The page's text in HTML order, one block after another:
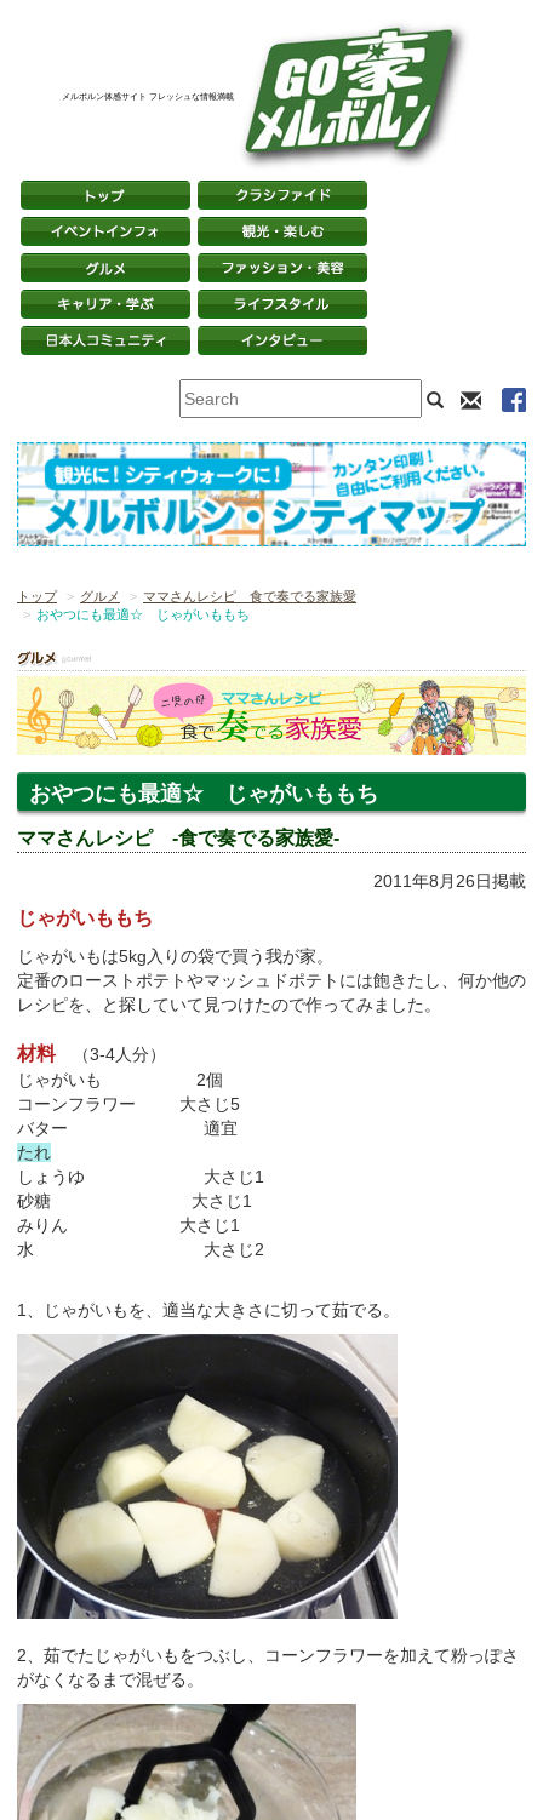
メルボルン体感サイト フレッシュな情報満載
トップ グルメ
ママさんレシピ 食で奏でる家族愛
おやつにも最適☆ じゃがいももち
おやつにも最適☆ じゃがいももち
ママさんレシピ -食で奏でる家族愛-
2011年8月26日掲載
じゃがいももち
じゃがいもは5kg入りの袋で買う我が家。
定番のローストポテトやマッシュドポテトには飽きたし、何か他の
レシピを、と探していて見つけたので作ってみました。
材料（3-4人分）
じゃがいも 2個
コーンフラワー 大さじ5
バター 適宜
たれ
しょうゆ 大さじ1
砂糖 大さじ1
みりん 大さじ1
水 大さじ2
1、じゃがいもを、適当な大きさに切って茹でる。
2、茹でたじゃがいもをつぶし、コーンフラワーを加えて粉っぽさ
がなくなるまで混ぜる。